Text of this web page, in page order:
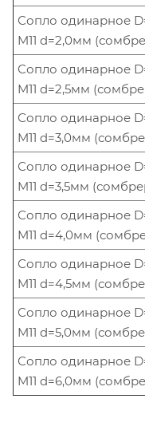
Сопло одинарное
M11 d=2,0мм
Сопло одинарное
M11 d=2,5мм
Сопло одинарное
M11 d=3,0мм
Сопло одинарное
M11 d=3,5мм
Сопло одинарное
M11 d=4,0мм
Сопло одинарное
M11 d=4,5мм
Сопло одинарное
M11 d=5,0мм
Сопло одинарное
M11 d=6,0мм